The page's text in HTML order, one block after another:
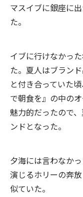
マスイブに銀座に
た。
イブに行けなかっ
た。夏人はブラン
と付き合っていた
で朝食を』の中の
魅力的だったので
ンドとなった。
夕海には言わなか
演じるホリーの奔
似ていた。